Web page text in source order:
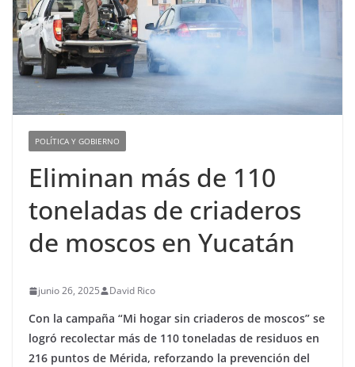
POLÍTICA Y GOBIERNO
Eliminan más de 110
toneladas de criaderos
de moscos en Yucatán
junio 26, 2025 David Rico
Con la campaña “Mi hogar sin criaderos de moscos” se
logró recolectar más de 110 toneladas de residuos en
216 puntos de Mérida, reforzando la prevención del